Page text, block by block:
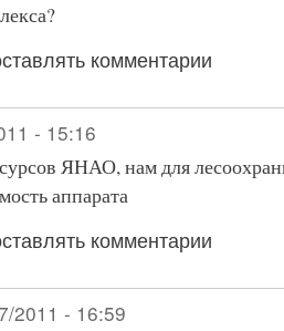
комментарии
- 15:16
ЯНАО, нам для
аппарата
комментарии
2011 - 16:59